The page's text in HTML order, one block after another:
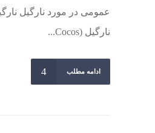
عمومی در مورد نارگیل
نارگیل (Cocos...
ادامه مطلب